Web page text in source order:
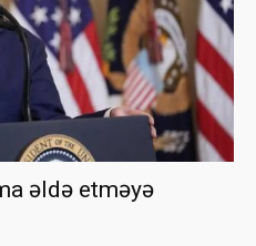
əldə etməyə